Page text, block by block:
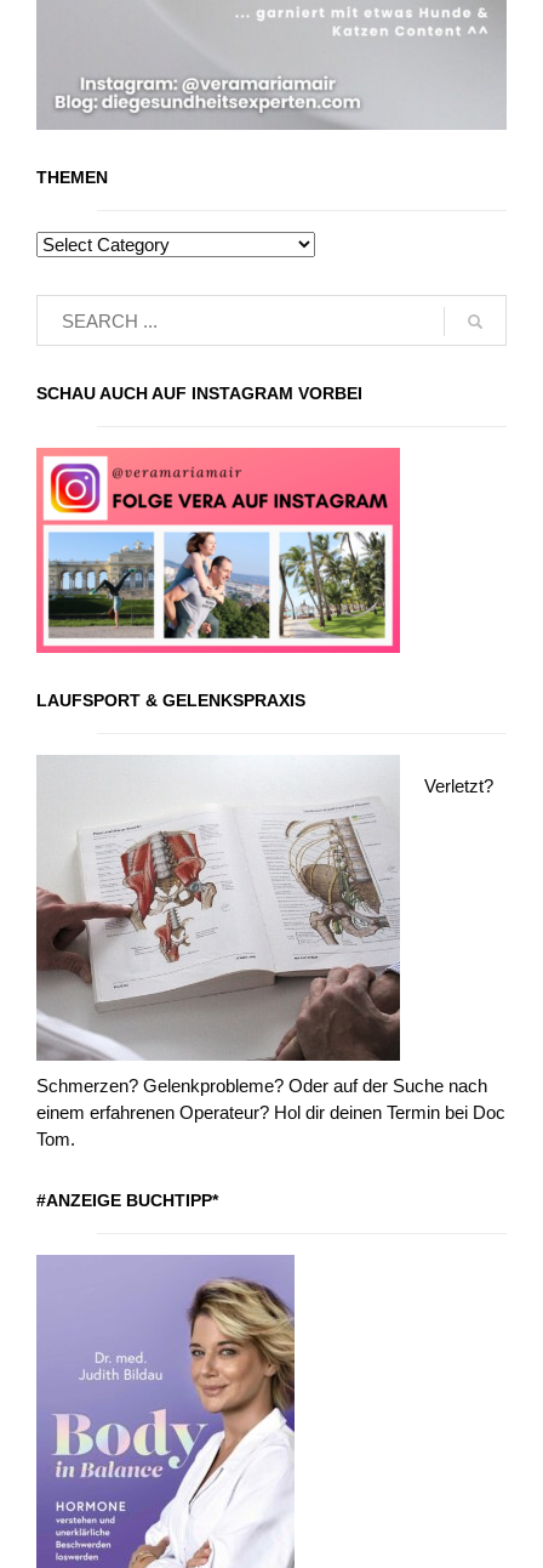
THEMEN
SCHAU AUCH AUF INSTAGRAM VORBEI
LAUFSPORT & GELENKSPRAXIS
Verletzt?
Schmerzen? Gelenkprobleme? Oder auf der Suche nach
einem erfahrenen Operateur? Hol dir deinen Termin bei Doc
Tom.
#ANZEIGE BUCHTIPP*